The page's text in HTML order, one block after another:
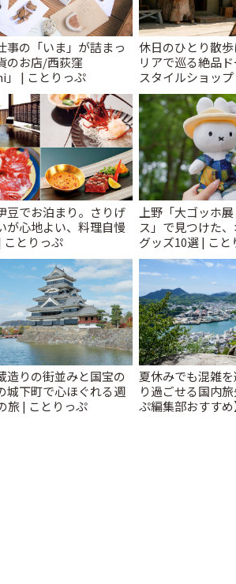
事の「いま」が詰まっ
のお店/西荻窪
」 | ことりっぷ
休日のひとり散
リアで巡る絶品
スタイルショッ
豆でお泊まり。さりげ
が心地よい、料理自慢
ことりっぷ
上野「大ゴッホ
ス」で見つけた
グッズ10選 | こと
造りの街並みと国宝の
城下町で心ほぐれる週
旅 | ことりっぷ
夏休みでも混雑
り過ごせる国内
ぷ編集部おすす